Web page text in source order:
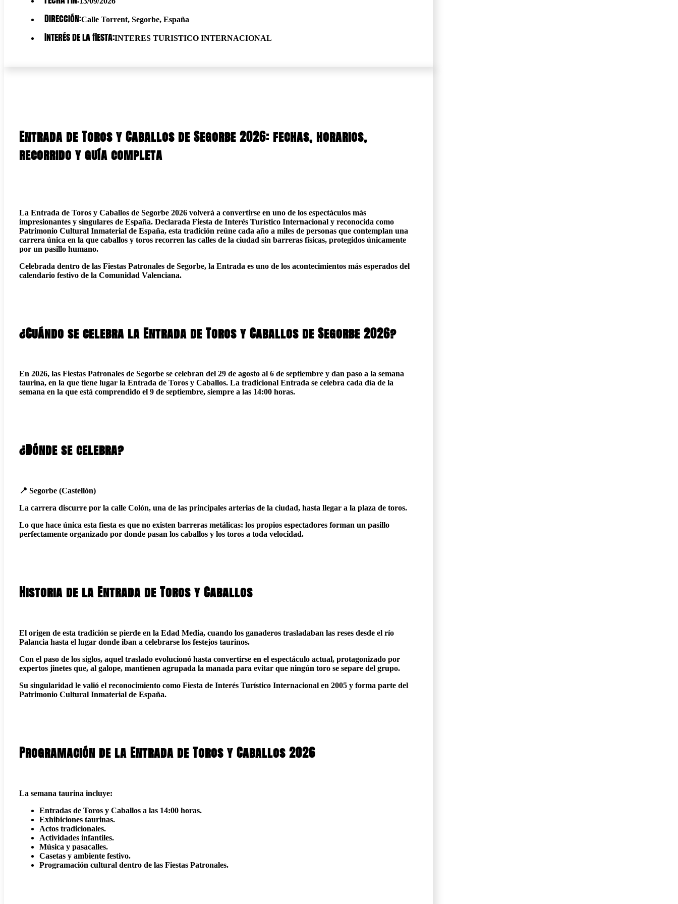
Dirección:Calle Torrent, Segorbe, España
Interés de la fiesta:INTERES TURISTICO INTERNACIONAL
Entrada de Toros y Caballos de Segorbe 2026: fechas, horarios,
recorrido y guía completa
La Entrada de Toros y Caballos de Segorbe 2026 volverá a convertirse en uno de los espectáculos más
impresionantes y singulares de España. Declarada Fiesta de Interés Turístico Internacional y reconocida como
Patrimonio Cultural Inmaterial de España, esta tradición reúne cada año a miles de personas que contemplan una
carrera única en la que caballos y toros recorren las calles de la ciudad sin barreras físicas, protegidos únicamente
por un pasillo humano.
Celebrada dentro de las Fiestas Patronales de Segorbe, la Entrada es uno de los acontecimientos más esperados del
calendario festivo de la Comunidad Valenciana.
¿Cuándo se celebra la Entrada de Toros y Caballos de Segorbe 2026?
En 2026, las Fiestas Patronales de Segorbe se celebran del 29 de agosto al 6 de septiembre y dan paso a la semana
taurina, en la que tiene lugar la Entrada de Toros y Caballos. La tradicional Entrada se celebra cada día de la
semana en la que está comprendido el 9 de septiembre, siempre a las 14:00 horas.
¿Dónde se celebra?
📍 Segorbe (Castellón)
La carrera discurre por la calle Colón, una de las principales arterias de la ciudad, hasta llegar a la plaza de toros.
Lo que hace única esta fiesta es que no existen barreras metálicas: los propios espectadores forman un pasillo
perfectamente organizado por donde pasan los caballos y los toros a toda velocidad.
Historia de la Entrada de Toros y Caballos
El origen de esta tradición se pierde en la Edad Media, cuando los ganaderos trasladaban las reses desde el río
Palancia hasta el lugar donde iban a celebrarse los festejos taurinos.
Con el paso de los siglos, aquel traslado evolucionó hasta convertirse en el espectáculo actual, protagonizado por
expertos jinetes que, al galope, mantienen agrupada la manada para evitar que ningún toro se separe del grupo.
Su singularidad le valió el reconocimiento como Fiesta de Interés Turístico Internacional en 2005 y forma parte del
Patrimonio Cultural Inmaterial de España.
Programación de la Entrada de Toros y Caballos 2026
La semana taurina incluye:
Entradas de Toros y Caballos a las 14:00 horas.
Exhibiciones taurinas.
Actos tradicionales.
Actividades infantiles.
Música y pasacalles.
Casetas y ambiente festivo.
Programación cultural dentro de las Fiestas Patronales.